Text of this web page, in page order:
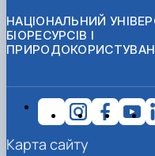
НАЦІОНАЛЬНИЙ
БІОРЕСУРСІВ І
Карта сайту